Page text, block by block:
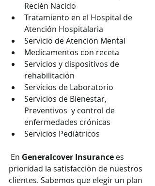
Recién Nacido
Tratamiento en el Hospital de
Atención Hospitalaria
Servicio de Atención Mental
Medicamentos con receta
Servicios y dispositivos de
rehabilitación
Servicios de Laboratorio
Servicios de Bienestar,
Preventivos  y control de
enfermedades crónicas
Servicios Pediátricos
En Generalcover Insurance es
prioridad la satisfacción de nuestros
clientes. Sabemos que elegir un plan